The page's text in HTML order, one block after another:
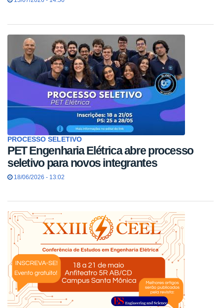
PROCESSO SELETIVO
PET Engenharia Elétrica abre processo
seletivo para novos integrantes
18/06/2026 - 13:02